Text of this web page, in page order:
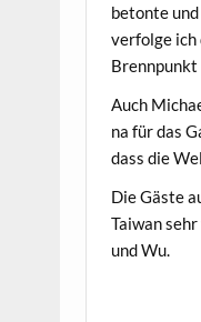
betonte
ver­folge ich
Bren­npunkt
Auch
na für das
dass die
Die Gäste
Tai­wan
und Wu.